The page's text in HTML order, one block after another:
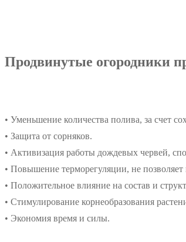
Продвинутые огородники
• Уменьшение количества полива, за счет
• Защита от сорняков.
• Активизация работы дождевых червей,
• Повышение терморегуляции, не
• Положительное влияние на состав и
• Стимулирование корнеобразования
• Экономия время и силы.